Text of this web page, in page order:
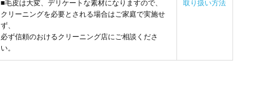
■毛皮は大変、デリケートな素材になりますので、
クリーニングを必要とされる場合はご家庭で実施せ
ず、
必ず信頼のおけるクリーニング店にご相談くださ
い。
取り扱い方法